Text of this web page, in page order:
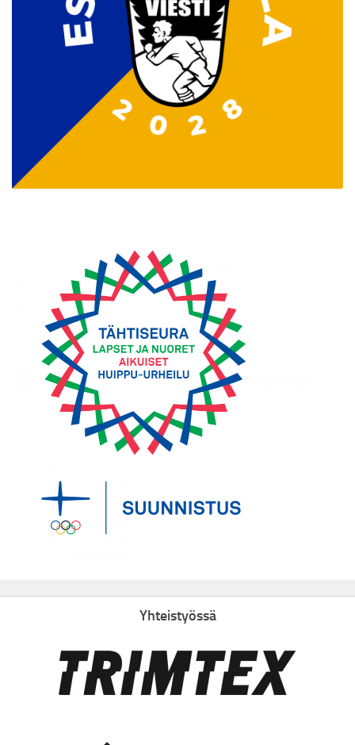
Yhteistyössä